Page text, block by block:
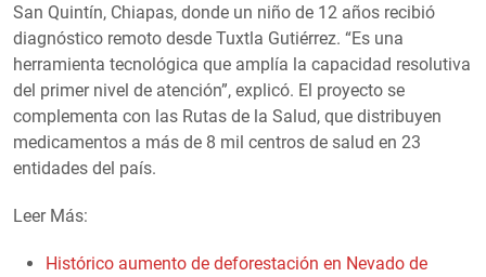
San Quintín, Chiapas, donde un niño de 12 años recibió
diagnóstico remoto desde Tuxtla Gutiérrez. “Es una
herramienta tecnológica que amplía la capacidad resolutiva
del primer nivel de atención”, explicó. El proyecto se
complementa con las Rutas de la Salud, que distribuyen
medicamentos a más de 8 mil centros de salud en 23
entidades del país.
Leer Más:
Histórico aumento de deforestación en Nevado de